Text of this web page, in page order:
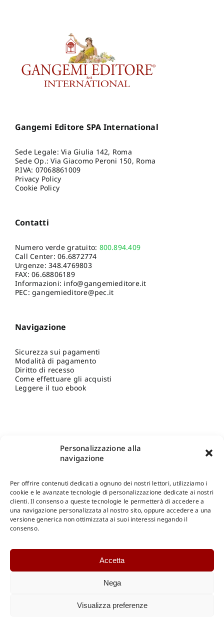
Personalizzazione alla
navigazione
Per offrire contenuti dedicati a ognuno dei nostri lettori, utilizziamo i
cookie e le avanzate tecnologie di personalizzazione dedicate ai nostri
clienti. Il consenso a queste tecnologie le permetterà di accedere a
una navigazione personalizzata al nostro sito, oppure accedere a una
versione generica non ottimizzata ai suoi interessi negando il
consenso.
Accetta
Nega
Visualizza preferenze
Gangemi Editore SPA International
Sede Legale: Via Giulia 142, Roma
Sede Op.: Via Giacomo Peroni 150, Roma
P.IVA: 07068861009
Privacy Policy
Cookie Policy
Contatti
Numero verde gratuito: 800.894.409
Call Center:06.6872774
Urgenze:348.4769803
FAX: 06.68806189
Informazioni: info@gangemieditore.it
PEC: gangemieditore@pec.it
Navigazione
Sicurezza sui pagamenti
Modalità di pagamento
Diritto di recesso
Come effettuare gli acquisti
Leggere il tuo ebook
Shop Gangemi Editore-Pagamenti Sicuri e anche Rateali
Catalogo Internazionale
DOWNLOAD
Catalogo Internazionale